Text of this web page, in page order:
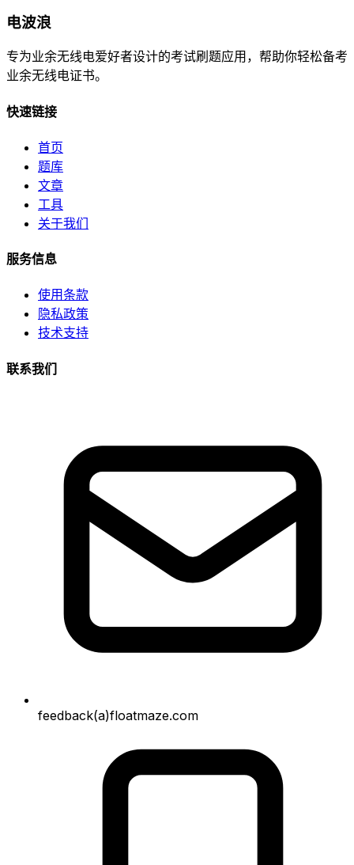
电波浪
专为业余无线电爱好者设计的考试刷题应用，帮助你轻松备考
业余无线电证书。
快速链接
首页
题库
文章
工具
关于我们
服务信息
使用条款
隐私政策
技术支持
联系我们
feedback(a)floatmaze.com